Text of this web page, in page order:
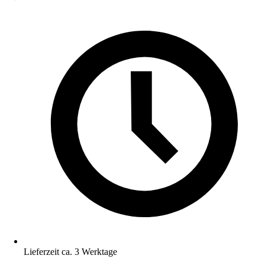
Lieferzeit ca. 3 Werktage